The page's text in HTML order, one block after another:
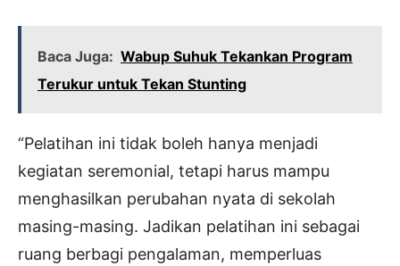
Baca Juga: Wabup Suhuk Tekankan Program
Terukur untuk Tekan Stunting
“Pelatihan ini tidak boleh hanya menjadi
kegiatan seremonial, tetapi harus mampu
menghasilkan perubahan nyata di sekolah
masing-masing. Jadikan pelatihan ini sebagai
ruang berbagi pengalaman, memperluas